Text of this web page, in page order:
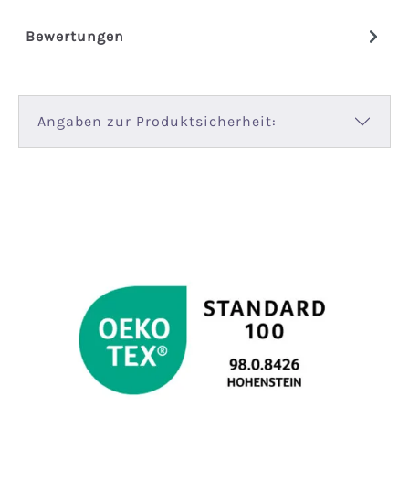
Bewertungen
Angaben zur Produktsicherheit: